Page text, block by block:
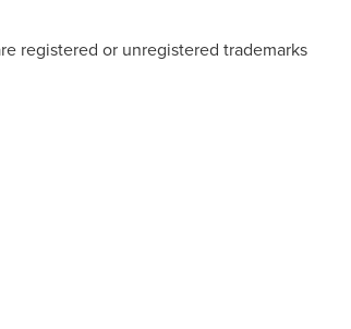
registered or unregistered trademarks